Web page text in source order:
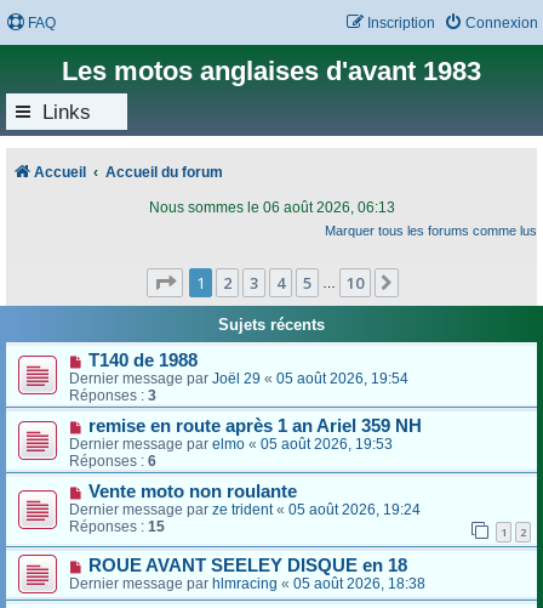
FAQ Connexion
Inscription
Les motos anglaises d'avant 1983
Links
Accueil Accueil du forum
Nous sommes le 06 août 2026, 06:13
Marquer tous les forums comme lus
Page 1sur
1 2 3 4 5 10
Sujets récents
T140 de 1988
Dernier message par Joël 29 « 05 août 2026, 19:54
Réponses : 3
remise en route après 1 an Ariel 359 NH
Dernier message par elmo « 05 août 2026, 19:53
Réponses : 6
Vente moto non roulante
Dernier message par ze trident« 05 août 2026, 19:24
Réponses : 15 1 2
ROUE AVANT SEELEY DISQUE en 18
Dernier message par hlmracing « 05 août 2026, 18:38